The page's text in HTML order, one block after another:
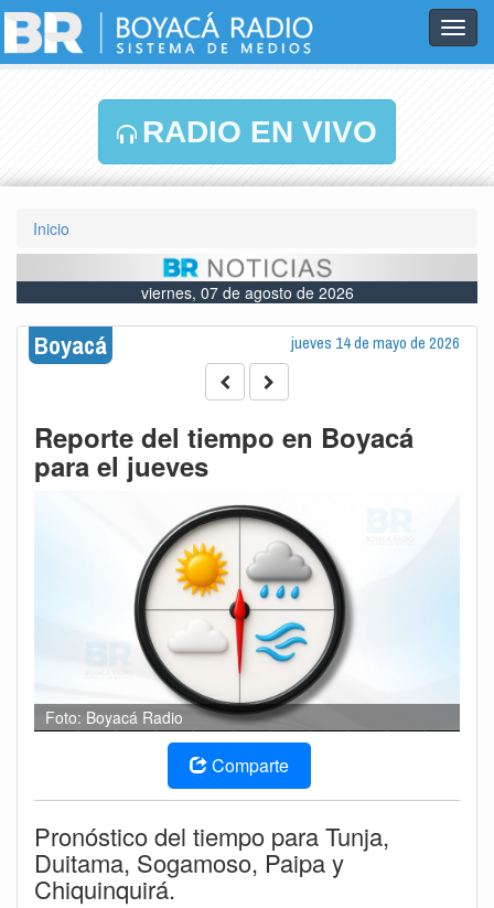
RADIO EN VIVO
Inicio
viernes, 07 de agosto de 2026
Boyacá jueves 14 de mayo de 2026
Reporte del tiempo en Boyacá
para el jueves
Foto: Boyacá Radio
Comparte
Pronóstico del tiempo para Tunja,
Duitama, Sogamoso, Paipa y
Chiquinquirá.